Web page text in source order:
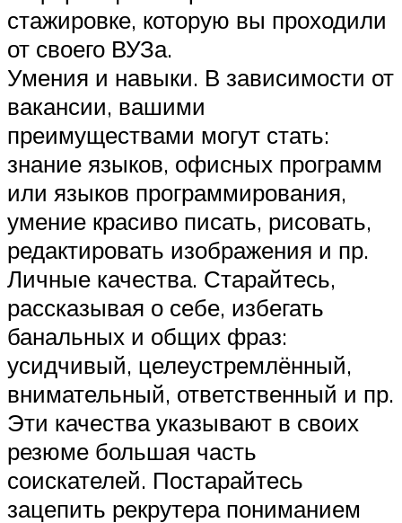
стажировке, которую вы проходили
от своего ВУЗа.
Умения и навыки. В зависимости от
вакансии, вашими
преимуществами могут стать:
знание языков, офисных программ
или языков программирования,
умение красиво писать, рисовать,
редактировать изображения и пр.
Личные качества. Старайтесь,
рассказывая о себе, избегать
банальных и общих фраз:
усидчивый, целеустремлённый,
внимательный, ответственный и пр.
Эти качества указывают в своих
резюме большая часть
соискателей. Постарайтесь
зацепить рекрутера пониманием